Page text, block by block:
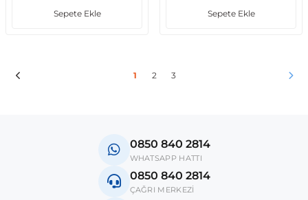
Sepete Ekle Sepete Ekle
1 2 3
0850 840 2814
WHATSAPP HATTI
0850 840 2814
ÇAĞRI MERKEZİ